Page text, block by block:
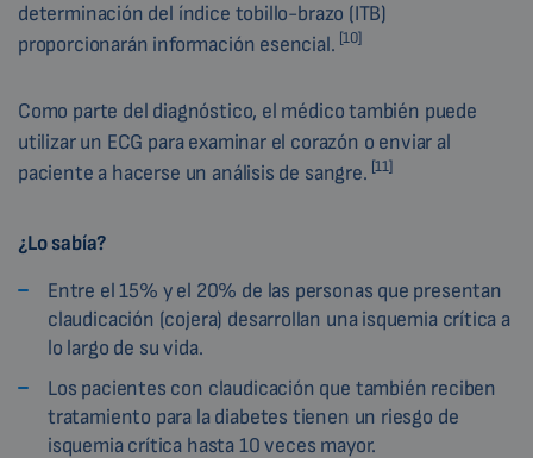
determinación del índice tobillo-brazo (ITB)
proporcionarán información esencial. [10]
Como parte del diagnóstico, el médico también puede
utilizar un ECG para examinar el corazón o enviar al
paciente a hacerse un análisis de sangre. [11]
¿Lo sabía?
Entre el 15% y el 20% de las personas que presentan
claudicación (cojera) desarrollan una isquemia crítica a
lo largo de su vida.
Los pacientes con claudicación que también reciben
tratamiento para la diabetes tienen un riesgo de
isquemia crítica hasta 10 veces mayor.